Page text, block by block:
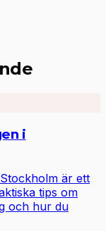
i
är ett
tips om
och hur du